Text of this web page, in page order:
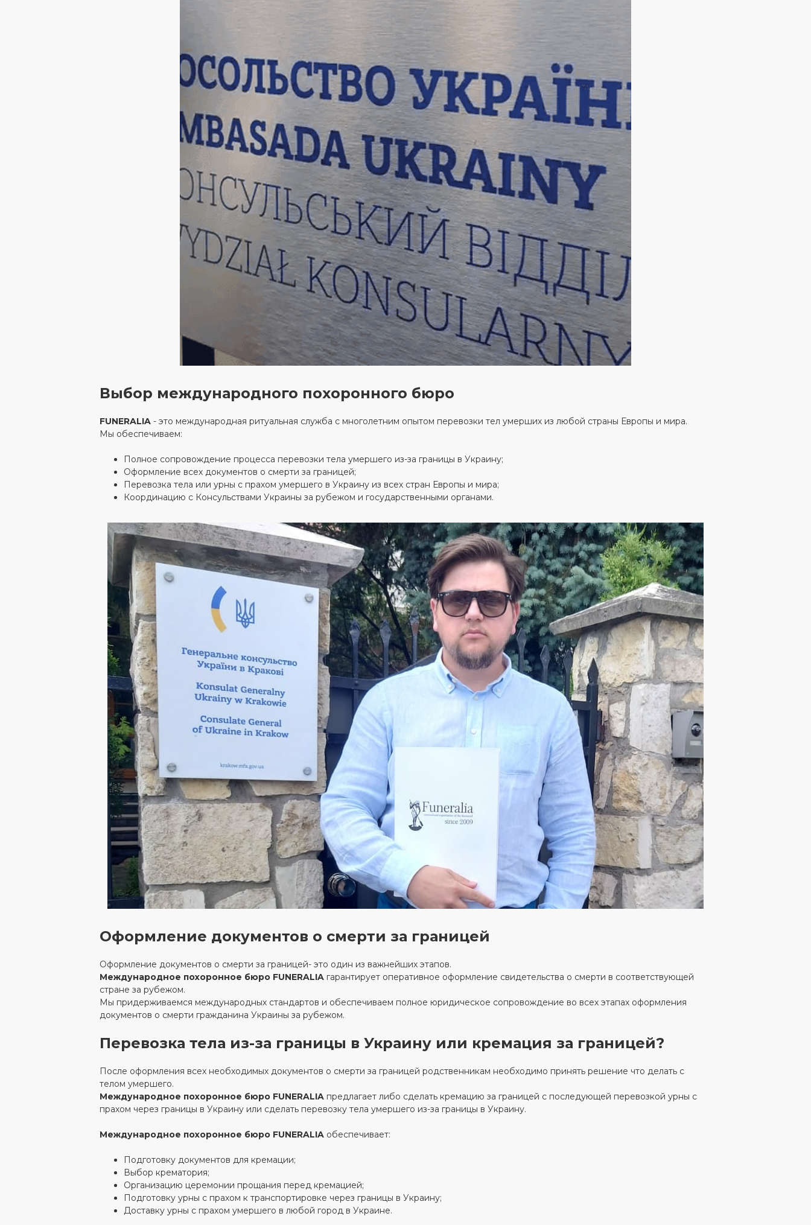
Выбор международного похоронного бюро
FUNERALIA- это международная ритуальная служба с многолетним опытом перевозки тел умерших из любой страны Европы и мира.
Мы обеспечиваем:
Полное сопровождение процесса перевозки тела умершего из-за границы в Украину;
Оформление всех документов о смерти за границей;
Перевозка тела или урны с прахом умершего в Украину из всех стран Европы и мира;
Координацию с Консульствами Украины за рубежом и государственными органами.
Оформление документов о смерти за границей
Оформление документов о смерти за границей- это один из важнейших этапов.
Международное похоронное бюро FUNERALIAгарантирует оперативное оформление свидетельства о смерти в соответствующей
стране за рубежом.
Мы придерживаемся международных стандартов и обеспечиваем полное юридическое сопровождение во всех этапах оформления
документов о смерти гражданина Украины за рубежом.
Перевозка тела из-за границы в Украину или кремация за границей?
После оформления всех необходимых документов о смерти за границей родственникам необходимо принять решение что делать с
телом умершего.
Международное похоронное бюро FUNERALIAпредлагает либо сделать кремацию за границей с последующей перевозкой урны с
прахом через границы в Украину или сделать перевозку тела умершего из-за границы в Украину.
Международное похоронное бюро FUNERALIAобеспечивает:
Подготовку документов для кремации;
Выбор крематория;
Организацию церемонии прощания перед кремацией;
Подготовку урны с прахом к транспортировке через границы в Украину;
Доставку урны с прахом умершего в любой город в Украине.